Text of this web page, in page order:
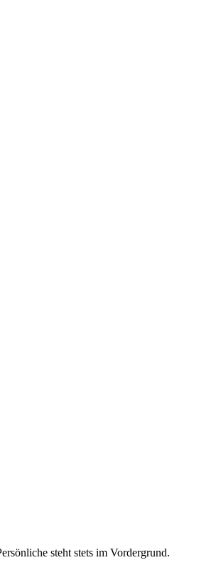
steht stets im Vordergrund.